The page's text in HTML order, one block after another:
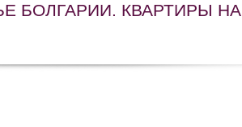
БОЛГАРИИ. КВАРТИРЫ НА